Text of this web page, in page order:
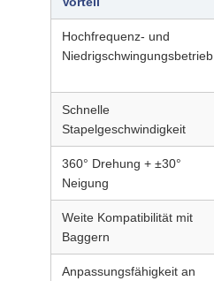
Hochfrequenz- und
Niedrigschwingungsbetrieb
Schnelle
Stapelgeschwindigkeit
360° Drehung + ±30°
Neigung
Weite Kompatibilität mit
Baggern
Anpassungsfähigkeit an